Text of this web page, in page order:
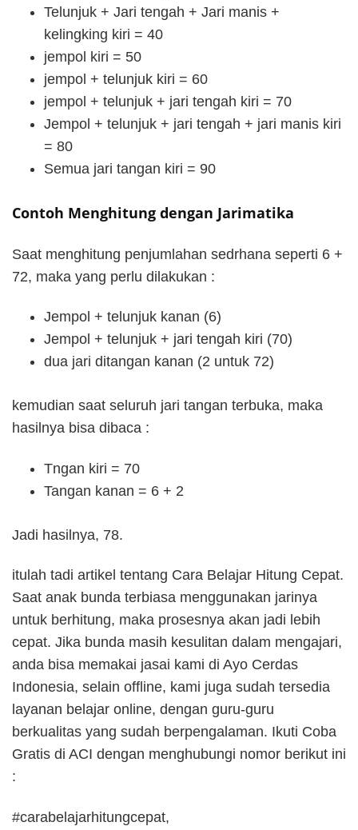
Telunjuk + Jari tengah + Jari manis +
kelingking kiri = 40
jempol kiri = 50
jempol + telunjuk kiri = 60
jempol + telunjuk + jari tengah kiri = 70
Jempol + telunjuk + jari tengah + jari manis kiri
= 80
Semua jari tangan kiri = 90
Contoh Menghitung dengan Jarimatika
Saat menghitung penjumlahan sedrhana seperti 6 +
72, maka yang perlu dilakukan :
Jempol + telunjuk kanan (6)
Jempol + telunjuk + jari tengah kiri (70)
dua jari ditangan kanan (2 untuk 72)
kemudian saat seluruh jari tangan terbuka, maka
hasilnya bisa dibaca :
Tngan kiri = 70
Tangan kanan = 6 + 2
Jadi hasilnya, 78.
itulah tadi artikel tentang Cara Belajar Hitung Cepat.
Saat anak bunda terbiasa menggunakan jarinya
untuk berhitung, maka prosesnya akan jadi lebih
cepat. Jika bunda masih kesulitan dalam mengajari,
anda bisa memakai jasai kami di Ayo Cerdas
Indonesia, selain offline, kami juga sudah tersedia
layanan belajar online, dengan guru-guru
berkualitas yang sudah berpengalaman. Ikuti Coba
Gratis di ACI dengan menghubungi nomor berikut ini
:
#carabelajarhitungcepat,